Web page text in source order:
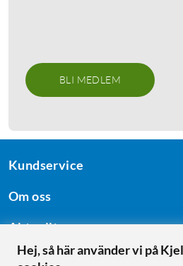
BLI MEDLEM
Kundservice
Om oss
Aktuellt
Hej, så här använder vi på